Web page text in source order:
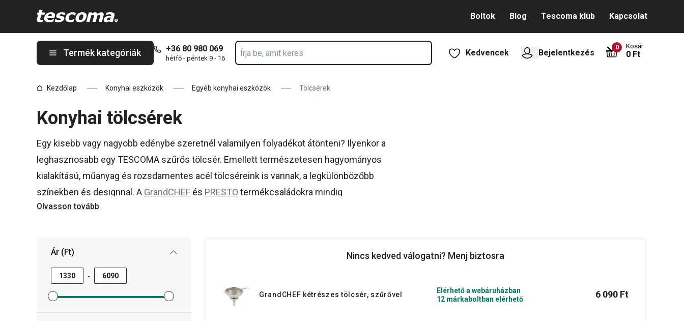
Boltok Blog Tescoma klub Kapcsolat
Termék kategóriák +36 80 980 069
hétfő - péntek 9 - 16
Kedvencek Bejelentkezés
0 Kosár
0 Ft
Kezdőlap Konyhai eszközök Egyéb konyhai eszközök Tölcsérek
Konyhai tölcsérek
Egy kisebb vagy nagyobb edénybe szeretnél valamilyen folyadékot átönteni? Ilyenkor a
leghasznosabb egy TESCOMA szűrős tölcsér. Emellett természetesen hagyományos
kialakítású, műanyag és rozsdamentes acél tölcséreink is vannak, a legkülönbözőbb
színekben és designnal. A GrandCHEF és PRESTO termékcsaládokra mindig
számíthatsz!
Olvasson tovább
Ár (Ft)
-
Minimum ár szűrő beállítása
Maximum ár szűrő beállítása
Nincs kedved válogatni? Menj biztosra
GrandCHEF kétrészes tölcsér, szűrővel
Elérhető a webáruházban
12 márkaboltban elérhető
6 090 Ft